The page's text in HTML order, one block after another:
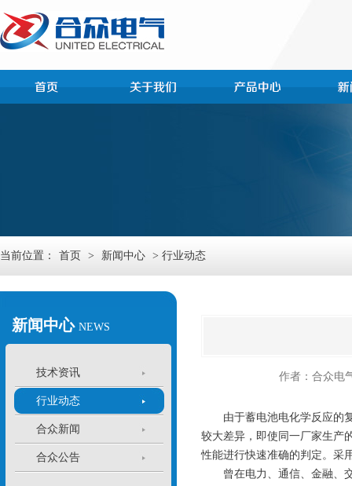
当前位置： 首页 > 新闻中心 > 行业动态
新闻中心 NEWS
技术资讯
行业动态
合众新闻
合众公告
作者：合众电
由于蓄电池电化学反应的复
较大差异，即使同一厂家生产
性能进行快速准确的判定。采
曾在电力、通信、金融、交